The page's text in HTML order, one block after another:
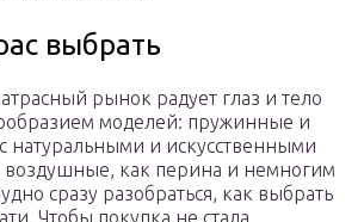
выбрать
рынок радует глаз и тело
моделей: пружинные и
натуральными и искусственными
воздушные, как перина и немногим
сразу разобраться, как выбрать
Чтобы покупка не стала